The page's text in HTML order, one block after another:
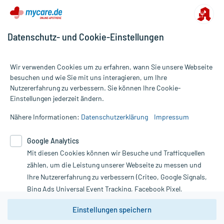
Alle Preise gelten inkl. MwSt., ggf. zzgl. Versandkosten
Informationen auf dieser Website werden ausschließlich für
die Untersuchung und Behandlung durch einen Arzt. Bitte
Therapien eingeleitet werden können. | Diese Webseite benutzt
Google Analytics. Lesen Sie bitte dazu die wichtigen Hinweise in
unserer Datenschutzerklärung. Für den Widerruf einer Bestellung
nutzen Sie das Formular:
Vertrag widerrufen
Datenschutz- und Cookie-Einstellungen
Wir verwenden Cookies um zu erfahren, wann Sie unsere Webseite
besuchen und wie Sie mit uns interagieren, um Ihre
Nutzererfahrung zu verbessern. Sie können Ihre Cookie-
Einstellungen jederzeit ändern.
Nähere Informationen: Datenschutzerklärung Impressum
Google Analytics
Mit diesen Cookies können wir Besuche und Trafficquellen
zählen, um die Leistung unserer Webseite zu messen und
Ihre Nutzererfahrung zu verbessern (Criteo, Google Signals,
Bing Ads Universal Event Tracking, Facebook Pixel,
Youtube-Social Plugin).
Wir weisen darauf hin, dass die
Einstellungen speichern